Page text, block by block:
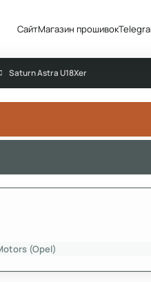
СайтМагазин прошивок
Saturn Astra U18Xer
(Opel)